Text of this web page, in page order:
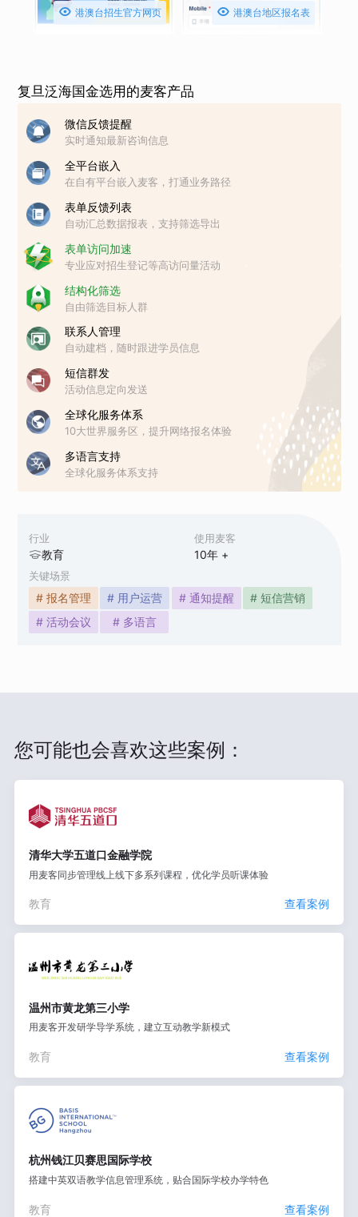
行业
教育
使用麦客
10年 +
关键场景
# 报名管理 # 用户运营 # 通知提醒
# 短信营销
# 活动会议
# 多语言
 港澳台招生官方网页  港澳台地区报名表
复旦泛海国金选用的麦客产品
微信反馈提醒
实时通知最新咨询信息
全平台嵌入
在自有平台嵌入麦客，打通业务路径
表单反馈列表
自动汇总数据报表，支持筛选导出
表单访问加速
专业应对招生登记等高访问量活动
结构化筛选
自由筛选目标人群
联系人管理
自动建档，随时跟进学员信息
短信群发
活动信息定向发送
全球化服务体系
10大世界服务区，提升网络报名体验
多语言支持
全球化服务体系支持
您可能也会喜欢这些案例：
清华大学五道口金融学院
用麦客同步管理线上线下多系列课程，优化学员听课体验
教育 查看案例
温州市黄龙第三小学
用麦客开发研学导学系统，建立互动教学新模式
教育 查看案例
杭州钱江贝赛思国际学校
搭建中英双语教学信息管理系统，贴合国际学校办学特色
教育 查看案例